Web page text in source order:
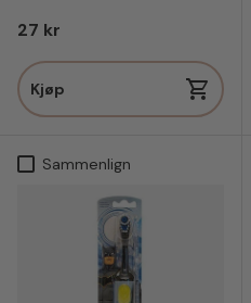
Vanlig pris
27 kr
Kjøp
Sammenlign